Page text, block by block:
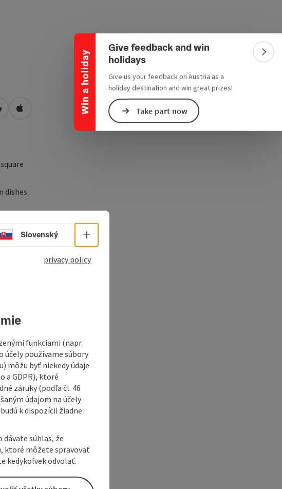
Win a holiday
Collapse banner
Give feedback and win
holidays
Give us your feedback on Austria as a
holiday destination and win great prizes!
Take part now
in Google Maps
Open in Apple Maps
dishes.
Select language - Open menu
Slovenský
privacy policy
funkciami (napr.
používame súbory
môžu byť niekedy údaje
a GDPR), ktoré
záruky (podľa čl. 46
údajom na účely
k dispozícii žiadne
dávate súhlas, že
ktoré môžete spravovať
kedykoľvek odvolať.